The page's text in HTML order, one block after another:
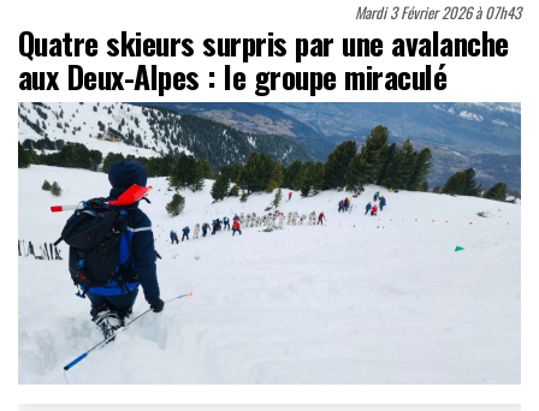
Mardi 3 Février 2026 à 07h43
Quatre skieurs surpris par une avalanche
aux Deux-Alpes : le groupe miraculé